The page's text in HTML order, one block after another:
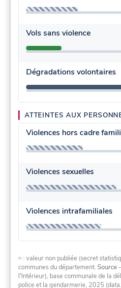
Vols sans violence
Dégradations volontaires
ATTEINTES AUX
Violences hors cadre
Violences sexuelles
Violences intrafamiliales
≈ : valeur non publiée (secret
communes du département.Source
l'Intérieur), base communale de la
police et la gendarmerie, 2025